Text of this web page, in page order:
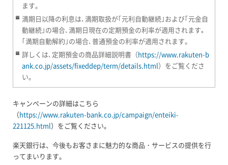
ます。
満期日以降の利息は､満期取扱が｢元利自動継続｣および｢元金自
動継続｣の場合､満期日現在の定期預金の利率が適用されます｡
｢満期自動解約｣の場合､普通預金の利率が適用されます。
詳しくは､定期預金の商品詳細説明書（https://www.rakuten-b
ank.co.jp/assets/fixeddep/term/details.html）をご覧くださ
い。
キャンペーンの詳細はこちら
（https://www.rakuten-bank.co.jp/campaign/enteiki-
221125.html）をご覧ください。
楽天銀行は、今後もお客さまに魅力的な商品・サービスの提供を行
ってまいります。